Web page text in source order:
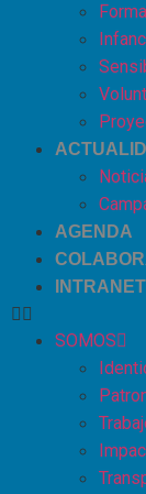
AGENDA
INTRANET
SOMOS